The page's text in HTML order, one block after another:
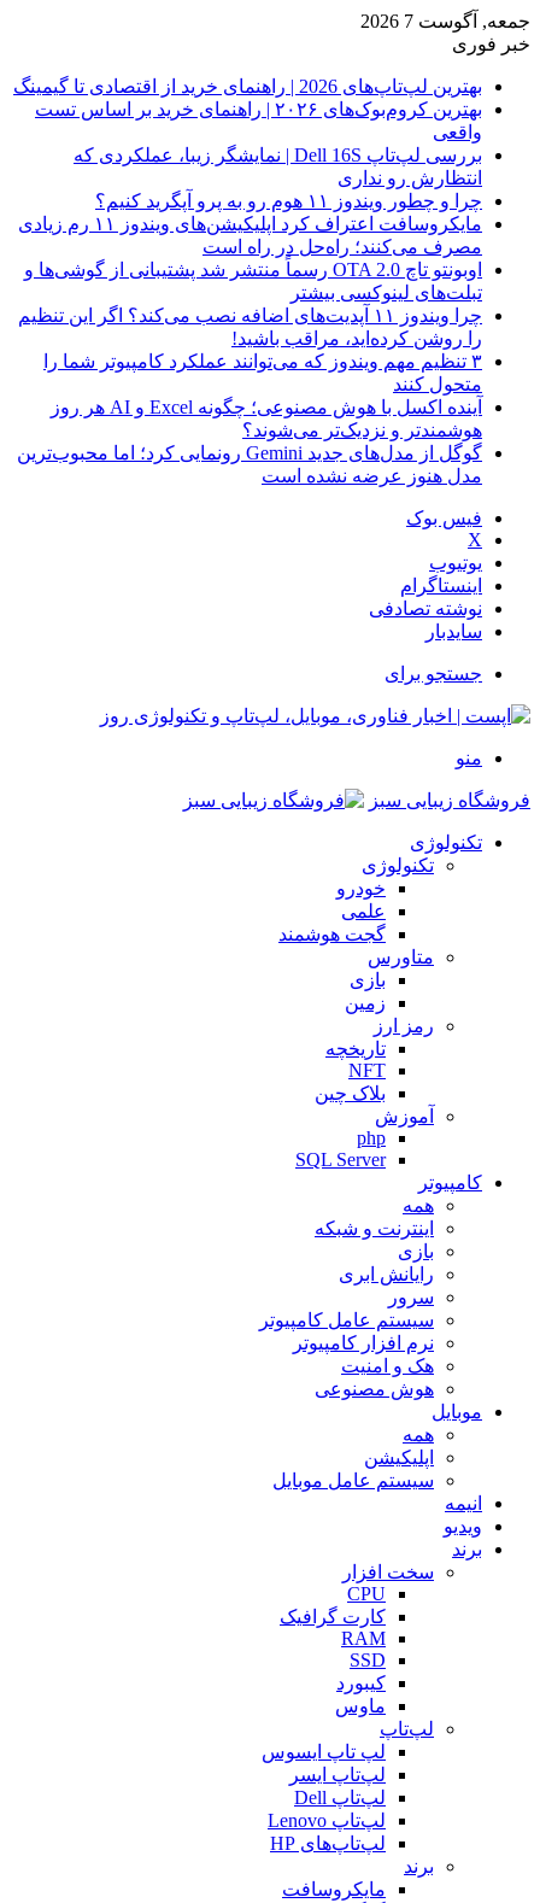
جمعه, آگوست 7 2026
خبر فوری
بهترین لپ‌تاپ‌های 2026 | راهنمای خرید از اقتصادی تا گیمینگ
بهترین کروم‌بوک‌های ۲۰۲۶ | راهنمای خرید بر اساس تست
واقعی
بررسی لپ‌تاپ Dell 16S | نمایشگر زیبا، عملکردی که
انتظارش رو نداری
چرا و چطور ویندوز ۱۱ هوم رو به پرو آپگرید کنیم؟
مایکروسافت اعتراف کرد اپلیکیشن‌های ویندوز ۱۱ رم زیادی
مصرف می‌کنند؛ راه‌حل در راه است
اوبونتو تاچ OTA 2.0 رسماً منتشر شد پشتیبانی از گوشی‌ها و
تبلت‌های لینوکسی بیشتر
چرا ویندوز ۱۱ آپدیت‌های اضافه نصب می‌کند؟ اگر این تنظیم
را روشن کرده‌اید، مراقب باشید!
۳ تنظیم مهم ویندوز که می‌توانند عملکرد کامپیوتر شما را
متحول کنند
آینده اکسل با هوش مصنوعی؛ چگونه Excel و AI هر روز
هوشمندتر و نزدیک‌تر می‌شوند؟
گوگل از مدل‌های جدید Gemini رونمایی کرد؛ اما محبوب‌ترین
مدل هنوز عرضه نشده است
فیس بوک
X
یوتیوب
اینستاگرام
نوشته تصادفی
سایدبار
جستجو برای
منو
فروشگاه زیبایی سبز
تکنولوژی
تکنولوژی
خودرو
علمی
گجت هوشمند
متاورس
بازی
زمین
رمز ارز
تاریخچه
NFT
بلاک چین
آموزش
php
SQL Server
کامپیوتر
همه
اینترنت و شبکه
بازی
رایانش ابری
سرور
سیستم عامل کامپیوتر
نرم افزار کامپیوتر
هک و امنیت
هوش مصنوعی
موبایل
همه
اپلیکیشن
سیستم عامل موبایل
انیمه
ویدیو
برند
سخت افزار
CPU
کارت گرافیک
RAM
SSD
کیبورد
ماوس
لپ‌تاپ
لپ تاپ ایسوس
لپ‌تاپ ایسر
لپ‌تاپ Dell
لپ‌تاپ Lenovo
لپ‌تاپ‌های HP
برند
مایکروسافت